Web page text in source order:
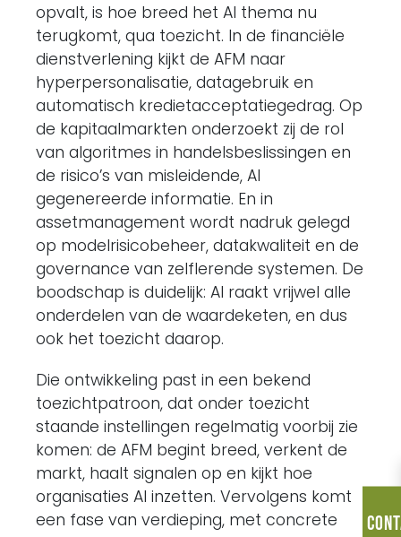
opvalt, is hoe breed het AI thema nu
terugkomt, qua toezicht. In de financiële
dienstverlening kijkt de AFM naar
hyperpersonalisatie, datagebruik en
automatisch kredietacceptatiegedrag. Op
de kapitaalmarkten onderzoekt zij de rol
van algoritmes in handelsbeslissingen en
de risico’s van misleidende, AI
gegenereerde informatie. En in
assetmanagement wordt nadruk gelegd
op modelrisicobeheer, datakwaliteit en de
governance van zelflerende systemen. De
boodschap is duidelijk: AI raakt vrijwel alle
onderdelen van de waardeketen, en dus
ook het toezicht daarop.
Die ontwikkeling past in een bekend
toezichtpatroon, dat onder toezicht
staande instellingen regelmatig voorbij zie
komen: de AFM begint breed, verkent de
markt, haalt signalen op en kijkt hoe
organisaties AI inzetten. Vervolgens komt
een fase van verdieping, met concrete